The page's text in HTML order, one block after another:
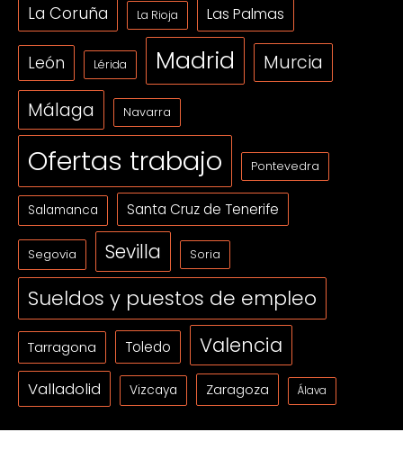
La Coruña La Rioja Las Palmas
León Lérida Madrid Murcia
Málaga Navarra
Ofertas trabajo Pontevedra
Salamanca Santa Cruz de Tenerife
Segovia Sevilla Soria
Sueldos y puestos de empleo
Tarragona Toledo Valencia
Valladolid Vizcaya Zaragoza Álava